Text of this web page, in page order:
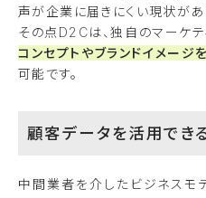
声が企業に届きにくい現状があ
その点D2Cは、独自のマーケテ
コンセプトやブランドイメージ
可能です。
顧客データを活用でき
中間業者を介したビジネスモ